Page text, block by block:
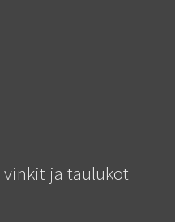
vinkit ja taulukot